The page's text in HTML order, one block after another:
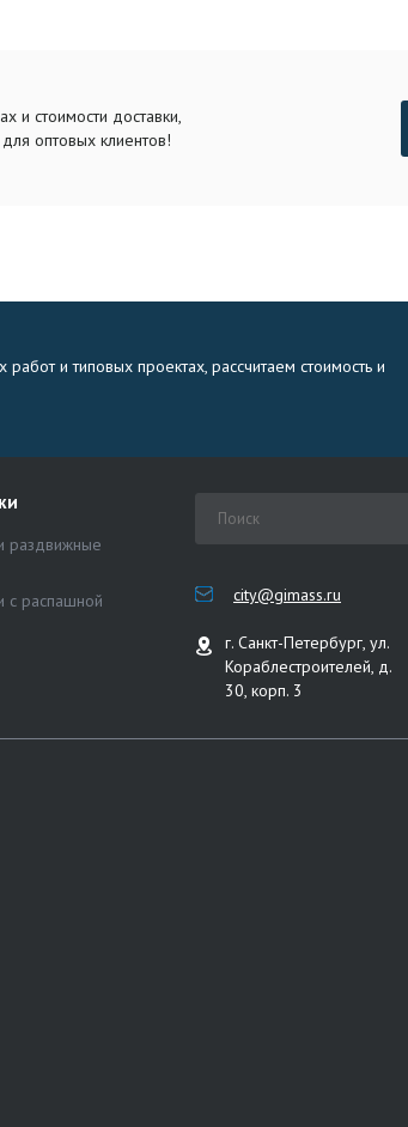
и стоимости доставки,
оптовых клиентов!
и типовых проектах, рассчитаем стоимость и
раздвижные
с распашной
city@gimass.ru
г. Санкт-Петербург, ул.
Кораблестроителей, д.
30, корп. 3